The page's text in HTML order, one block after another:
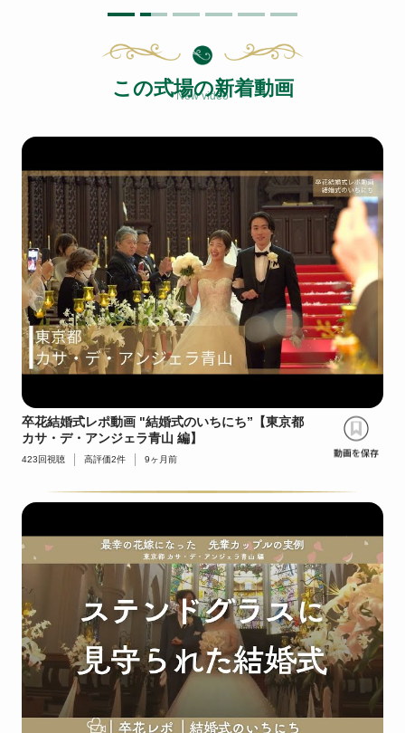
New video
この式場の新着動画
卒花結婚式レポ動画 "結婚式のいちにち”【東京都
カサ・デ・アンジェラ青山 編】
423 回視聴 高評価2件 9ヶ月前